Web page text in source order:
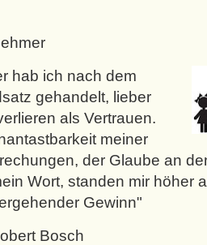
hab ich nach dem
gehandelt, lieber
als Vertrauen.
meiner
der Glaube an
Wort, standen mir höher
Gewinn"
Bosch